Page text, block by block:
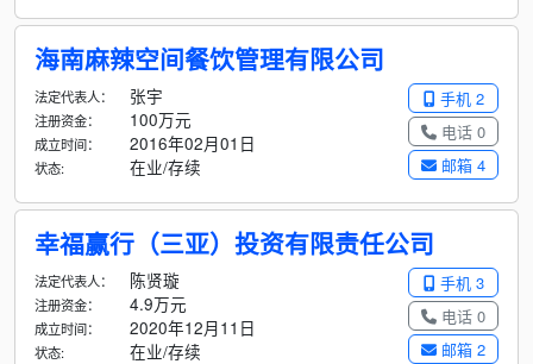
海南麻辣空间餐饮管理有限公司
手机 2
电话 0
邮箱 4
法定代表人： 张宇
注册资金： 100万元
成立时间： 2016年02月01日
状态: 在业/存续
幸福赢行（三亚）投资有限责任公司
手机 3
电话 0
邮箱 2
法定代表人： 陈贤璇
注册资金： 4.9万元
成立时间： 2020年12月11日
状态: 在业/存续